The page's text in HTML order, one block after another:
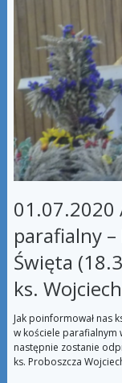
01.07.2020
parafialny –
Święta
ks.
Jak poinformował nas
w kościele parafialnym
następnie zostanie
ks. Proboszcza